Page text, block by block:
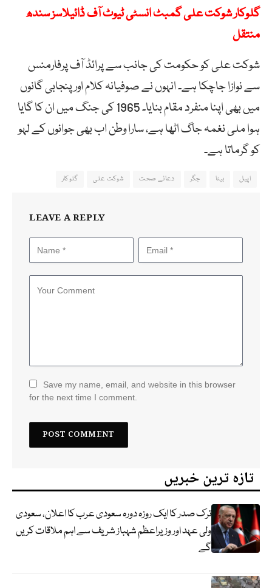
گلوکار شوکت علی گمبٹ انسٹی ٹیوٹ آف ڈائیلاسز سندھ
منتقل
شوکت علی کو حکومت کی جانب سے پرائڈ آف پرفارمنس
سے نوازا جاچکا ہے۔ انہوں نے صوفیانہ کلام اور پنجابی گانوں
میں بھی اپنا منفرد مقام بنایا۔ 1965 کی جنگ میں ان کا گایا
ہوا ملی نغمہ جاگ اٹھا ہے، سارا وطن اب بھی جوانوں کے لہو
کو گرماتا ہے۔
اپیل بیٹا جگر دعائے صحت شوکت علی گلوکار
LEAVE A REPLY
Save my name, email, and website in this browser
for the next time I comment.
تازہ ترین خبریں
ترک صدر کا ایک روزہ دورہ سعودی عرب کا اعلان، سعودی
ولی عہد اور وزیراعظم شہباز شریف سے اہم ملاقات کریں
گے